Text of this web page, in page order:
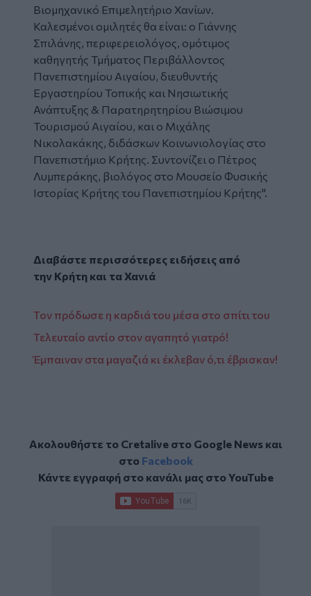
Βιομηχανικό Επιμελητήριο Χανίων.
Καλεσμένοι ομιλητές θα είναι: ο Γιάννης
Σπιλάνης, περιφερειολόγος, ομότιμος
καθηγητής Τμήματος Περιβάλλοντος
Πανεπιστημίου Αιγαίου, διευθυντής
Εργαστηρίου Τοπικής και Νησιωτικής
Ανάπτυξης & Παρατηρητηρίου Βιώσιμου
Τουρισμού Αιγαίου, και ο Μιχάλης
Νικολακάκης, διδάσκων Κοινωνιολογίας στο
Πανεπιστήμιο Κρήτης. Συντονίζει ο Πέτρος
Λυμπεράκης, βιολόγος στο Μουσείο Φυσικής
Ιστορίας Κρήτης του Πανεπιστημίου Κρήτης".
Διαβάστε περισσότερες ειδήσεις από
την Κρήτη και τα Χανιά
Τον πρόδωσε η καρδιά του μέσα στο σπίτι του
Τελευταίο αντίο στον αγαπητό γιατρό!
Έμπαιναν στα μαγαζιά κι έκλεβαν ό,τι έβρισκαν!
Ακολουθήστε το Cretalive στο Google Newsκαι
στο Facebook
Κάντε εγγραφή στο κανάλι μας στοYouTube